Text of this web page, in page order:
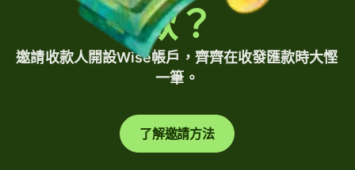
款？
邀請收款人開設Wise帳戶，齊齊在收發匯款時大慳
一筆。
了解邀請方法